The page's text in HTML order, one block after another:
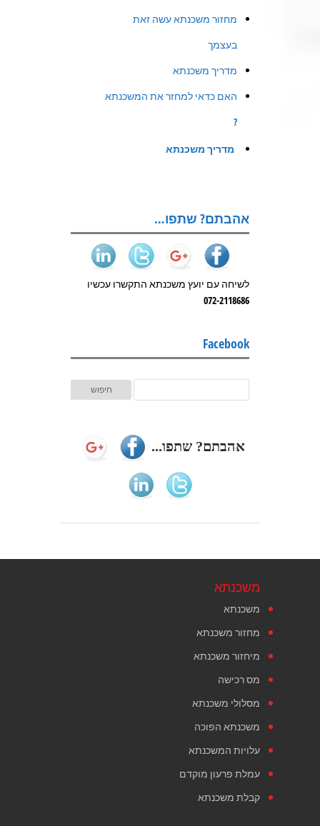
מחזור משכנתא עשה זאת
בעצמך
מדריך משכנתא
האם כדאי למחזר את המשכנתא
?
מדריך משכנתא
אהבתם? שתפו…
לשיחה עם יועץ משכנתא התקשרו עכשיו
072-2118686
Facebook
אהבתם? שתפו...
משכנתא
משכנתא
מחזור משכנתא
מיחזור משכנתא
מס רכישה
מסלולי משכנתא
משכנתא הפוכה
עלויות המשכנתא
עמלת פרעון מוקדם
קבלת משכנתא